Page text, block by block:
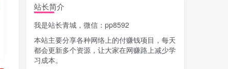
站长简介
我是站长青城，微信：pp8592
本站主要分享各种网络上的付赚钱项目，每天
都会更新多个资源，让大家在网赚路上减少学
习成本。